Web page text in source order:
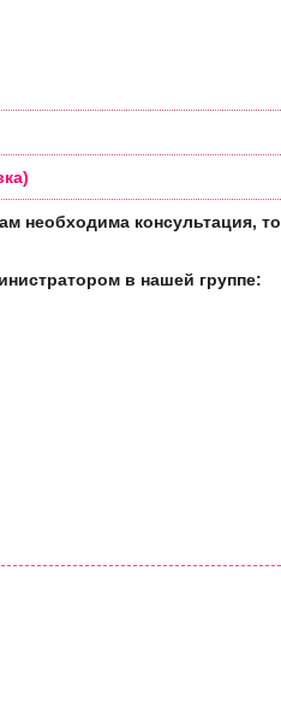
необходима консультация, то
в нашей группе: